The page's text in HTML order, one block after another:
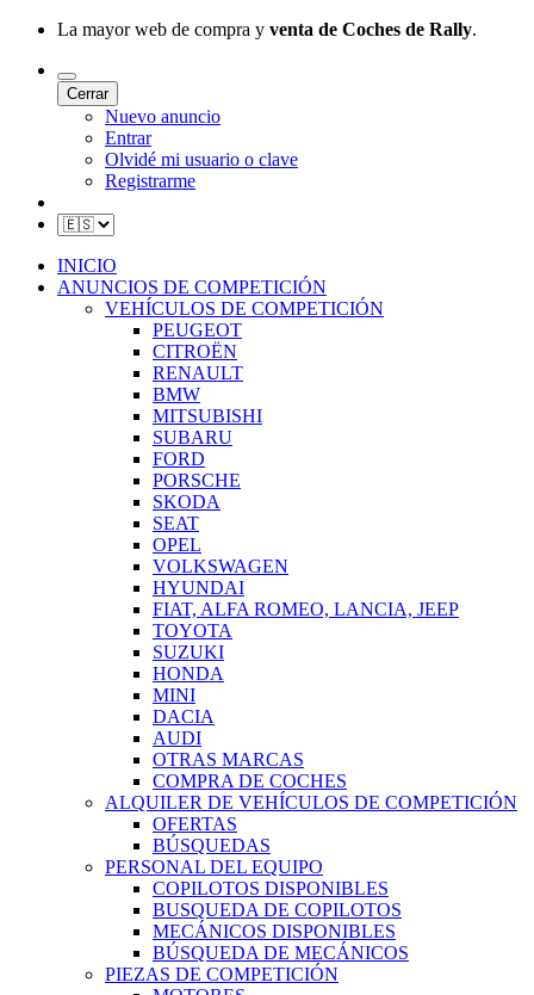
La mayor web de compra y venta de Coches de Rally.
Cerrar
Nuevo anuncio
Entrar
Olvidé mi usuario o clave
Registrarme
INICIO
ANUNCIOS DE COMPETICIÓN
VEHÍCULOS DE COMPETICIÓN
PEUGEOT
CITROËN
RENAULT
BMW
MITSUBISHI
SUBARU
FORD
PORSCHE
SKODA
SEAT
OPEL
VOLKSWAGEN
HYUNDAI
FIAT, ALFA ROMEO, LANCIA, JEEP
TOYOTA
SUZUKI
HONDA
MINI
DACIA
AUDI
OTRAS MARCAS
COMPRA DE COCHES
ALQUILER DE VEHÍCULOS DE COMPETICIÓN
OFERTAS
BÚSQUEDAS
PERSONAL DEL EQUIPO
COPILOTOS DISPONIBLES
BUSQUEDA DE COPILOTOS
MECÁNICOS DISPONIBLES
BÚSQUEDA DE MECÁNICOS
PIEZAS DE COMPETICIÓN